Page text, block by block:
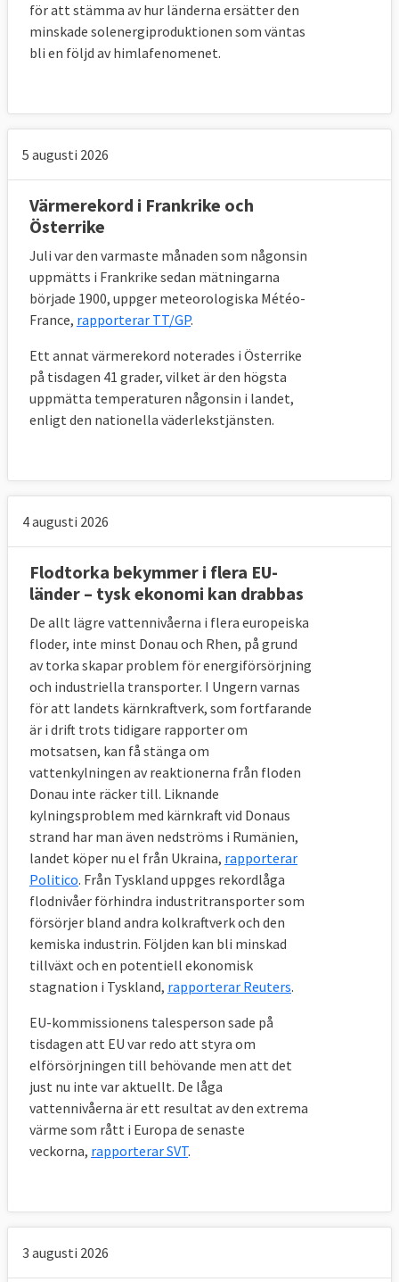
för att stämma av hur länderna ersätter den
minskade solenergiproduktionen som väntas
bli en följd av himlafenomenet.
5 augusti 2026
Värmerekord i Frankrike och
Österrike
Juli var den varmaste månaden som någonsin
uppmätts i Frankrike sedan mätningarna
började 1900, uppger meteorologiska Météo-
France, rapporterar TT/GP.
Ett annat värmerekord noterades i Österrike
på tisdagen 41 grader, vilket är den högsta
uppmätta temperaturen någonsin i landet,
enligt den nationella väderlekstjänsten.
4 augusti 2026
Flodtorka bekymmer i flera EU-
länder – tysk ekonomi kan drabbas
De allt lägre vattennivåerna i flera europeiska
floder, inte minst Donau och Rhen, på grund
av torka skapar problem för energiförsörjning
och industriella transporter. I Ungern varnas
för att landets kärnkraftverk, som fortfarande
är i drift trots tidigare rapporter om
motsatsen, kan få stänga om
vattenkylningen av reaktionerna från floden
Donau inte räcker till. Liknande
kylningsproblem med kärnkraft vid Donaus
strand har man även nedströms i Rumänien,
landet köper nu el från Ukraina, rapporterar
Politico. Från Tyskland uppges rekordlåga
flodnivåer förhindra industritransporter som
försörjer bland andra kolkraftverk och den
kemiska industrin. Följden kan bli minskad
tillväxt och en potentiell ekonomisk
stagnation i Tyskland, rapporterar Reuters.
EU-kommissionens talesperson sade på
tisdagen att EU var redo att styra om
elförsörjningen till behövande men att det
just nu inte var aktuellt. De låga
vattennivåerna är ett resultat av den extrema
värme som rått i Europa de senaste
veckorna, rapporterar SVT.
3 augusti 2026